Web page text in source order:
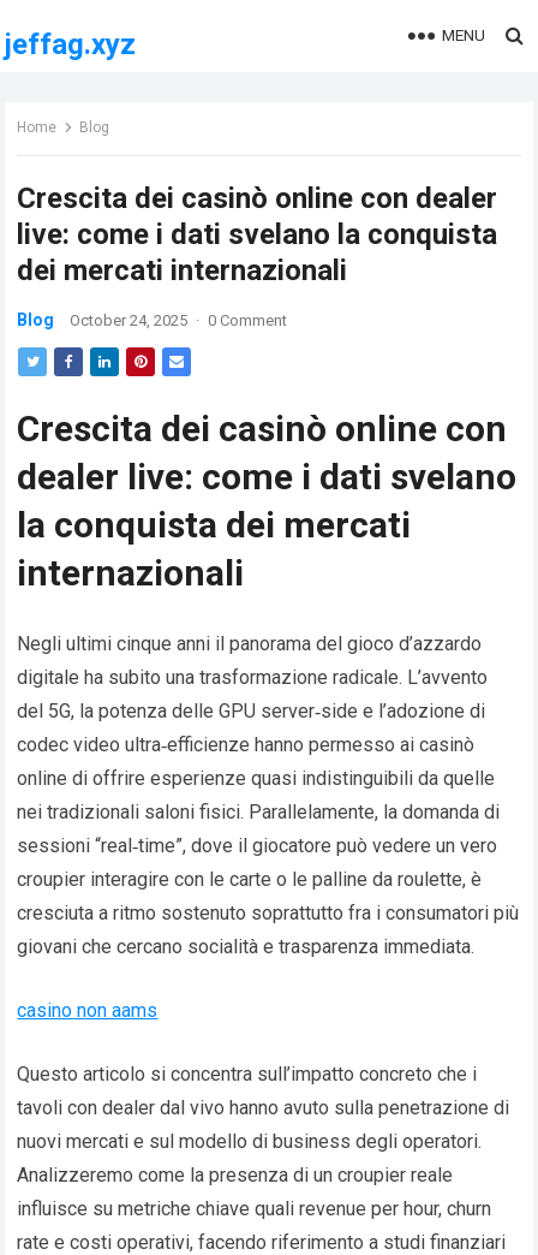
jeffag.xyz MENU
Home Blog
Crescita dei casinò online con dealer
live: come i dati svelano la conquista
dei mercati internazionali
Blog October 24, 2025 · 0 Comment
Crescita dei casinò online con
dealer live: come i dati svelano
la conquista dei mercati
internazionali
Negli ultimi cinque anni il panorama del gioco d’azzardo
digitale ha subito una trasformazione radicale. L’avvento
del 5G, la potenza delle GPU server‑side e l’adozione di
codec video ultra‑efficienze hanno permesso ai casinò
online di offrire esperienze quasi indistinguibili da quelle
nei tradizionali saloni fisici. Parallelamente, la domanda di
sessioni “real‑time”, dove il giocatore può vedere un vero
croupier interagire con le carte o le palline da roulette, è
cresciuta a ritmo sostenuto soprattutto fra i consumatori più
giovani che cercano socialità e trasparenza immediata.
casino non aams
Questo articolo si concentra sull’impatto concreto che i
tavoli con dealer dal vivo hanno avuto sulla penetrazione di
nuovi mercati e sul modello di business degli operatori.
Analizzeremo come la presenza di un croupier reale
influisce su metriche chiave quali revenue per hour, churn
rate e costi operativi, facendo riferimento a studi finanziari